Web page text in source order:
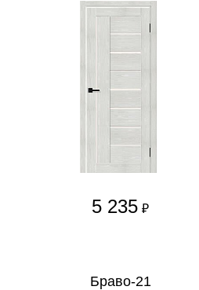
5 235 ₽
Браво-21